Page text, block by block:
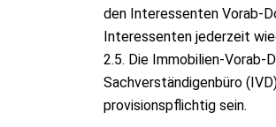
den Interessenten Vorab-
Interessenten jederzeit
2.5. Die Immobilien-Vorab-
Sachverständigenbüro
provisionspflichtig sein.